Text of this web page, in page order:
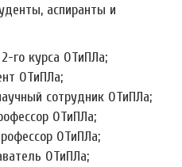
аспиранты и
го курса ОТиПЛа;
ОТиПЛа;
сотрудник ОТиПЛа;
ОТиПЛа;
ОТиПЛа;
ОТиПЛа;